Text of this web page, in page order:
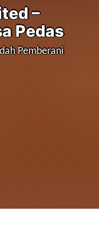
–
Pedas
Pemberani